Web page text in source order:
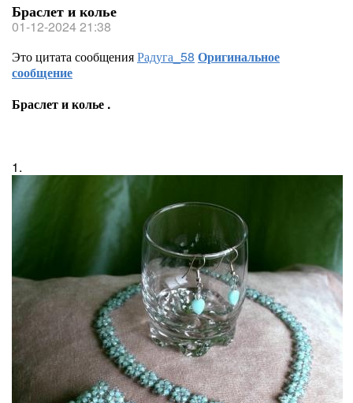
Браслет и колье
01-12-2024 21:38
Это цитата сообщенияРадуга_58 Оригинальное
сообщение
Браслет и колье .
1.